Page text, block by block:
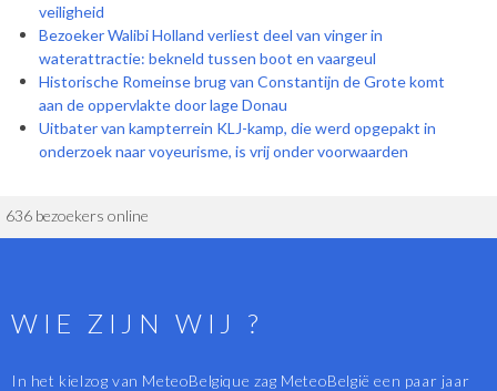
veiligheid
Bezoeker Walibi Holland verliest deel van vinger in
waterattractie: bekneld tussen boot en vaargeul
Historische Romeinse brug van Constantijn de Grote komt
aan de oppervlakte door lage Donau
Uitbater van kampterrein KLJ-kamp, die werd opgepakt in
onderzoek naar voyeurisme, is vrij onder voorwaarden
636 bezoekers online
WIE ZIJN WIJ ?
In het kielzog van MeteoBelgique zag MeteoBelgië een paar jaar